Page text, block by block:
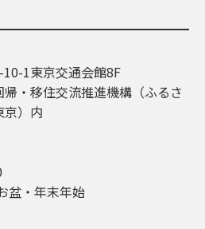
1東京交通会館8F
・移住交流推進機構（ふるさ
京）内
盆・年末年始